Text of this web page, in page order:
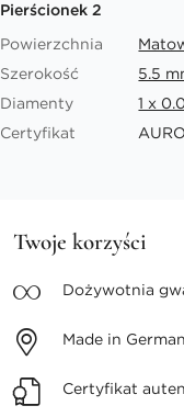
Pierścionek 2
Powierzchnia
Szerokość
5.5
Diamenty
1 x
Certyfikat
Twoje korzyści
Dożywotnia
Made in
Certyfikat